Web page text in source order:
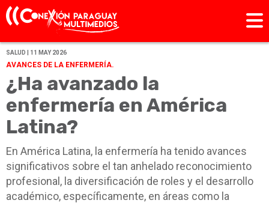
SALUD | 11 MAY 2026
AVANCES DE LA ENFERMERÍA.
¿Ha avanzado la
enfermería en América
Latina?
En América Latina, la enfermería ha tenido avances
significativos sobre el tan anhelado reconocimiento
profesional, la diversificación de roles y el desarrollo
académico, específicamente, en áreas como la